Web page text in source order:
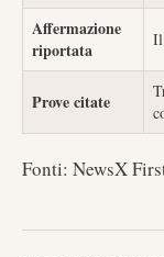
Affermazione
riportata
Il
Prove citate
Fonti: NewsX